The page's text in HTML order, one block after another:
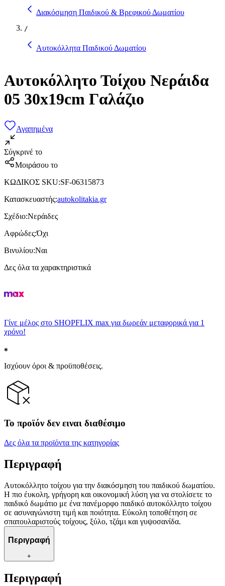
Διακόσμηση Παιδικού & Βρεφικού Δωματίου
/
Αυτοκόλλητα Παιδικού Δωματίου
Αυτοκόλλητο Τοίχου Νεράιδα
05 30x19cm Γαλάζιο
Αγαπημένα
Σύγκρινέ το
Μοιράσου το
ΚΩΔΙΚΟΣ SKU:SF-06315873
Κατασκευαστής:autokolitakia.gr
Σχέδιο:Νεράιδες
Αφρώδες:Όχι
Βινυλίου:Ναι
Δες όλα τα χαρακτηριστικά
Γίνε μέλος στο SHOPFLIX max για δωρεάν μεταφορικά για 1
χρόνο!
Ισχύουν όροι & προϋποθέσεις.
Το προϊόν δεν ειναι διαθέσιμο
Δες όλα τα προϊόντα της κατηγορίας
Περιγραφή
Αυτοκόλλητο τοίχου για την διακόσμηση του παιδικού δωματίου.
Η πιο έυκολη, γρήγορη και οικονομική λύση για να στολίσετε το
παιδικό δωμάτιο με ένα πανέμορφο παιδικό αυτοκόλλητο τοίχου
σε ασυναγώνιστη τιμή και ποιότητα. Εύκολη τοποθέτηση σε
σπατουλαριστούς τοίχους, ξύλο, τζάμι και γυψοσανίδα.
Περιγραφή
+
Περιγραφή